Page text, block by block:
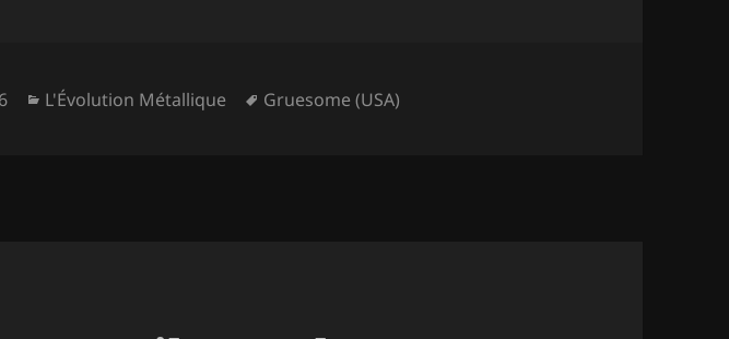
Catégories
L'Évolution Métallique
Mots-
Gruesome (USA)